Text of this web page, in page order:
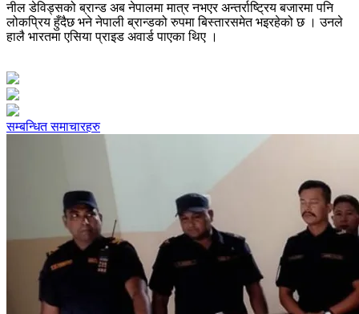
नील डेविड्सको ब्रान्ड अब नेपालमा मात्र नभएर अन्तर्राष्ट्रिय बजारमा पनि
लोकप्रिय हुँदैछ भने नेपाली ब्रान्डको रुपमा बिस्तारसमेत भइरहेको छ । उनले
हालै भारतमा एसिया प्राइड अवार्ड पाएका थिए ।
सम्बन्धित समाचारहरु